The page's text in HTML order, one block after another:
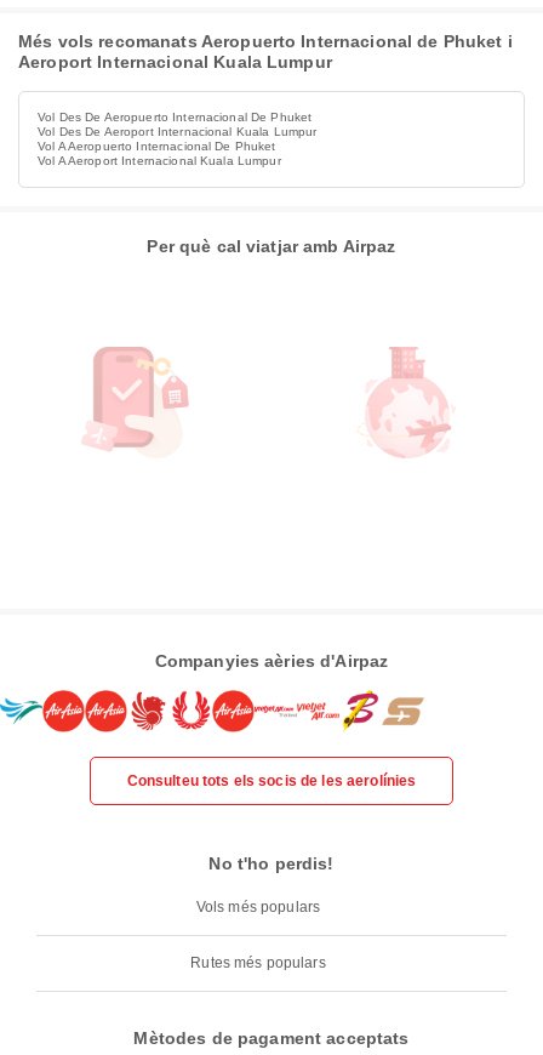
Més vols recomanats Aeropuerto Internacional de Phuket i
Aeroport Internacional Kuala Lumpur
Vol Des De Aeropuerto Internacional De Phuket
Vol Des De Aeroport Internacional Kuala Lumpur
Vol A Aeropuerto Internacional De Phuket
Vol A Aeroport Internacional Kuala Lumpur
Per què cal viatjar amb Airpaz
Companyies aèries d'Airpaz
Consulteu tots els socis de les aerolínies
No t'ho perdis!
Vols més populars
Rutes més populars
Mètodes de pagament acceptats